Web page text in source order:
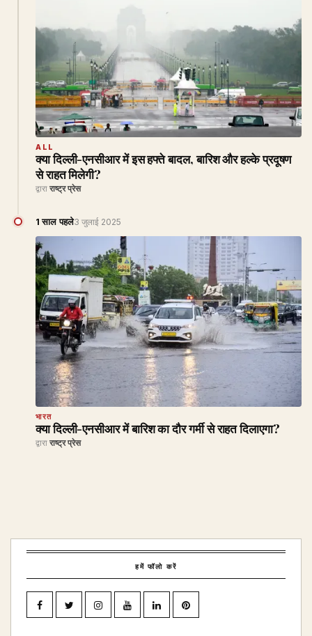
ALL
क्या दिल्ली-एनसीआर में इस हफ्ते बादल, बारिश और हल्के प्रदूषण
से राहत मिलेगी?
द्वारा राष्ट्र प्रेस
1 साल पहले3 जुलाई 2025
भारत
क्या दिल्ली-एनसीआर में बारिश का दौर गर्मी से राहत दिलाएगा?
द्वारा राष्ट्र प्रेस
हमें फॉलो करें